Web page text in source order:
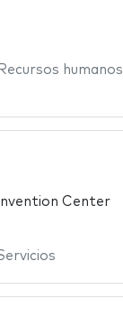
Recursos humanos
Center